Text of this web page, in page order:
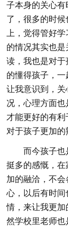
子本身的关心
了，很多的时
上，觉得管好
的情况其实也
读，我也是对
的懂得孩子，
让我意识到，
况，心理方面
才能更好的有
对于孩子更加的
而今孩子
挺多的感慨，
加的融洽，不
心，以后有时
情，来让我更
然学校里老师